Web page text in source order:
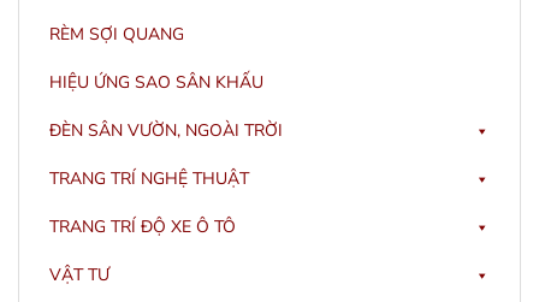
RÈM SỢI QUANG
HIỆU ỨNG SAO SÂN KHẤU
ĐÈN SÂN VƯỜN, NGOÀI TRỜI
TRANG TRÍ NGHỆ THUẬT
TRANG TRÍ ĐỘ XE Ô TÔ
VẬT TƯ